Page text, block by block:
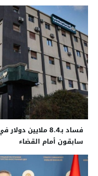
فساد بـ8.4
سابقون أمام القضاء